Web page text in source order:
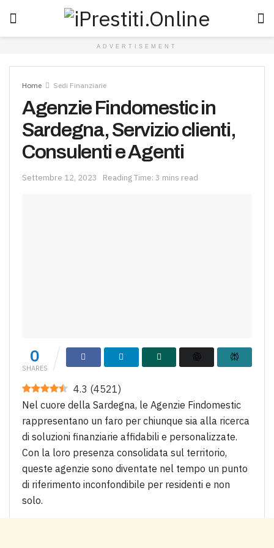
ADVERTISEMENT
Home Sedi Finanziarie
Agenzie Findomestic in
Sardegna, Servizio clienti,
Consulenti e Agenti
Settembre 12, 2023 Reading Time: 3 mins read
0
SHARES
4.3 (4521)
Nel cuore della Sardegna, le Agenzie Findomestic
rappresentano un faro per chiunque sia alla ricerca
di soluzioni finanziarie affidabili e personalizzate.
Con la loro presenza consolidata sul territorio,
queste agenzie sono diventate nel tempo un punto
di riferimento inconfondibile per residenti e non
solo.